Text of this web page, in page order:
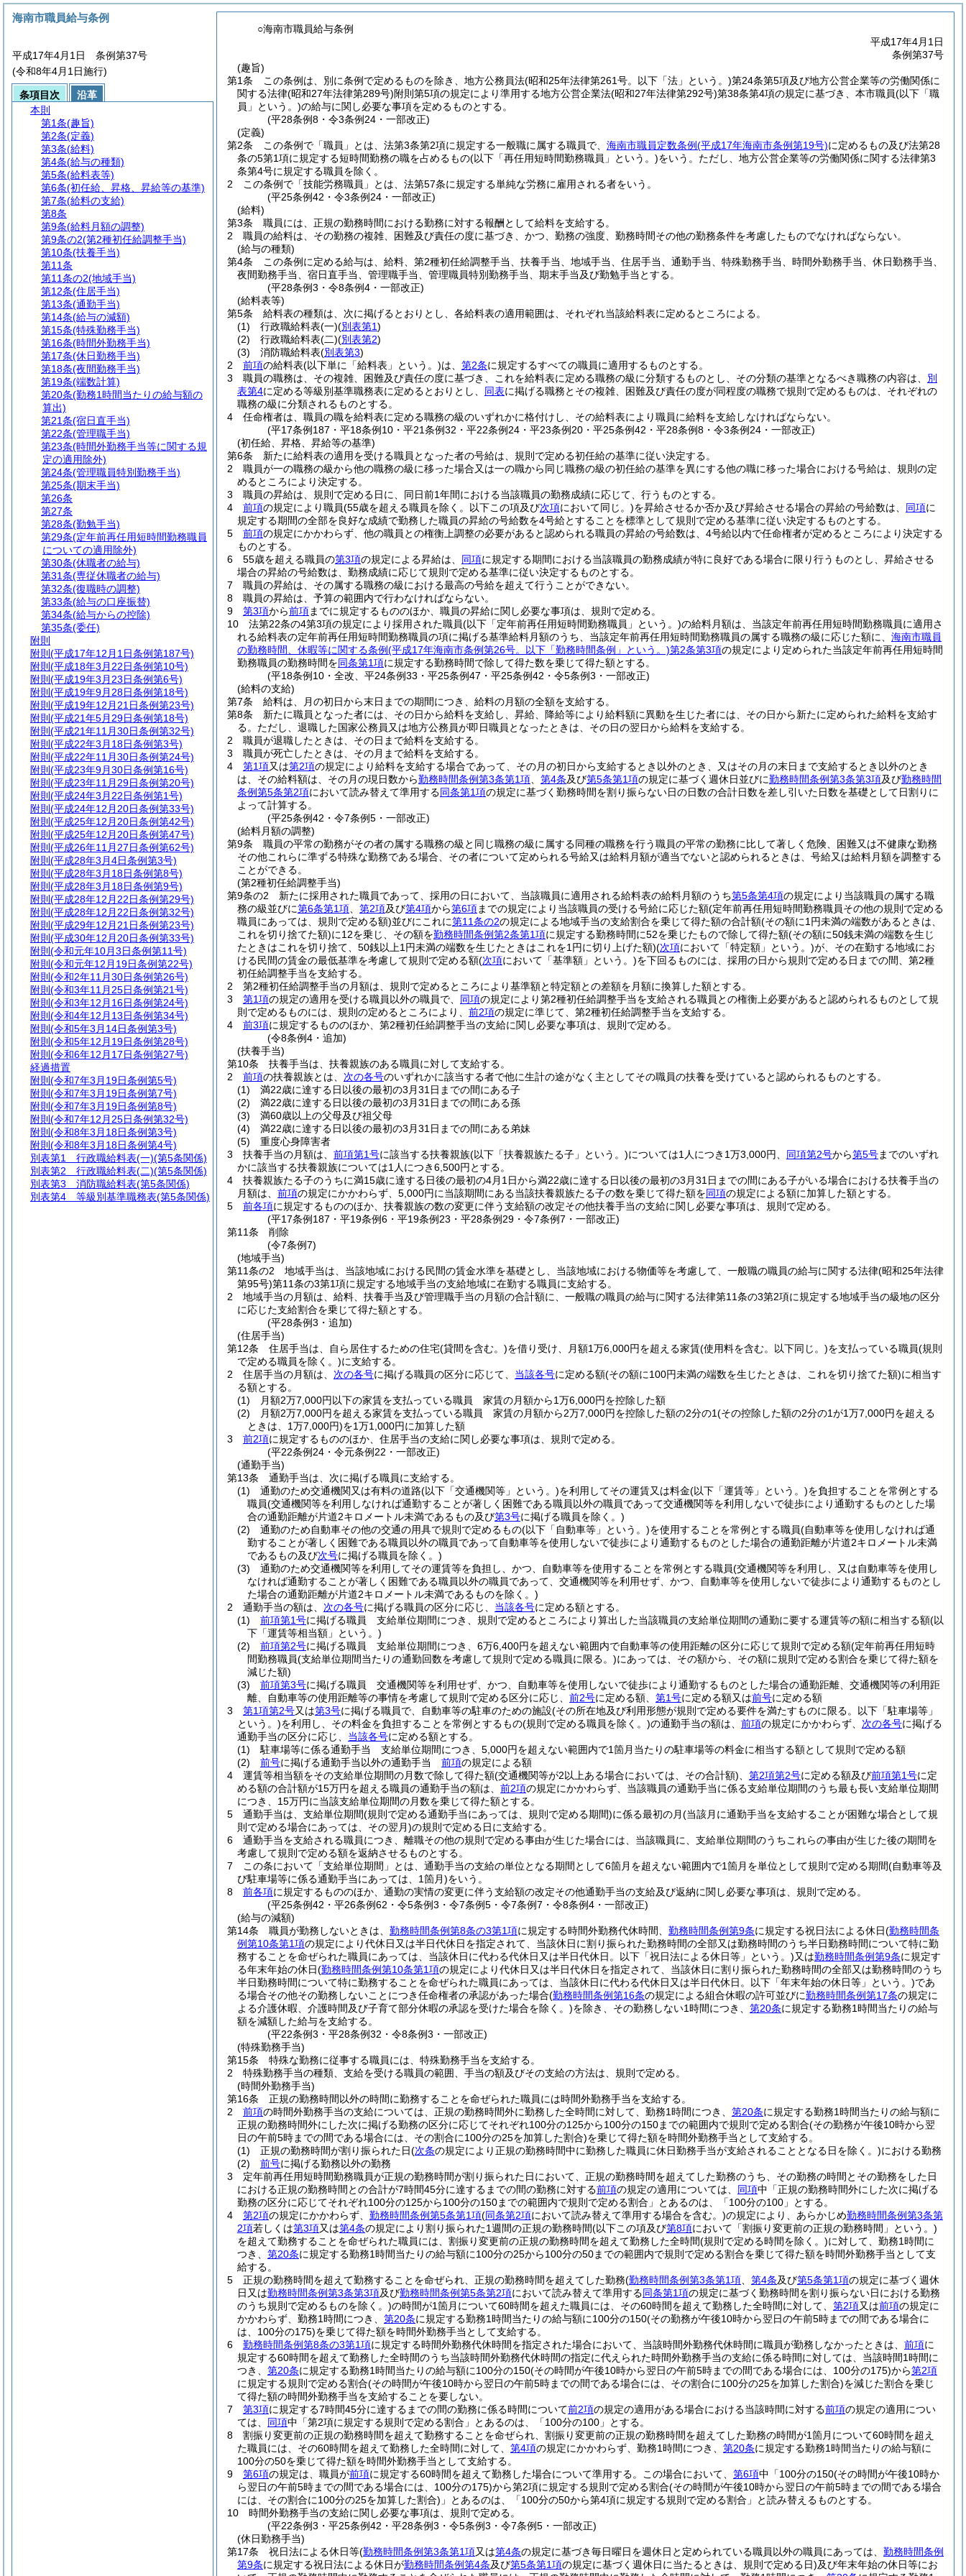
○海南市職員給与条例
平成17年4月1日
条例第37号
(趣旨)
第1条
この条例は、別に条例で定めるものを除き、地方公務員法(昭和25年法律第261号。以下「法」という。)第24条第5項及び地方公営企業等の労働関係に
関する法律(昭和27年法律第289号)附則第5項の規定により準用する地方公営企業法(昭和27年法律第292号)第38条第4項の規定に基づき、本市職員(以下「職
員」という。)の給与に関し必要な事項を定めるものとする。
(平28条例8・令3条例24・一部改正)
(定義)
第2条
この条例で「職員」とは、法第3条第2項に規定する一般職に属する職員で、 海南市職員定数条例(平成17年海南市条例第19号)に定めるもの及び法第28
条の5第1項に規定する短時間勤務の職を占めるもの(以下「再任用短時間勤務職員」という。)をいう。 ただし、地方公営企業等の労働関係に関する法律第3
条第4号に規定する職員を除く。
2
この条例で「技能労務職員」とは、法第57条に規定する単純な労務に雇用される者をいう。
(平25条例42・令3条例24・一部改正)
(給料)
第3条
職員には、正規の勤務時間における勤務に対する報酬として給料を支給する。
2
職員の給料は、その勤務の複雑、困難及び責任の度に基づき、かつ、勤務の強度、勤務時間その他の勤務条件を考慮したものでなければならない。
(給与の種類)
第4条
この条例に定める給与は、給料、第2種初任給調整手当、扶養手当、地域手当、住居手当、通勤手当、特殊勤務手当、時間外勤務手当、休日勤務手当、
夜間勤務手当、宿日直手当、管理職手当、管理職員特別勤務手当、期末手当及び勤勉手当とする。
(平28条例3・令8条例4・一部改正)
(給料表等)
第5条
給料表の種類は、次に掲げるとおりとし、各給料表の適用範囲は、それぞれ当該給料表に定めるところによる。
(1)
行政職給料表(一)(別表第1)
(2)
行政職給料表(二)(別表第2)
(3)
消防職給料表(別表第3)
2
前項の給料表(以下単に「給料表」という。)は、 第2条に規定するすべての職員に適用するものとする。
3
職員の職務は、その複雑、困難及び責任の度に基づき、これを給料表に定める職務の級に分類するものとし、その分類の基準となるべき職務の内容は、 別
表第4に定める等級別基準職務表に定めるとおりとし、 同表に掲げる職務とその複雑、困難及び責任の度が同程度の職務で規則で定めるものは、それぞれの
職務の級に分類されるものとする。
4
任命権者は、職員の職を給料表に定める職務の級のいずれかに格付けし、その給料表により職員に給料を支給しなければならない。
(平17条例187・平18条例10・平21条例32・平22条例24・平23条例20・平25条例42・平28条例8・令3条例24・一部改正)
(初任給、昇格、昇給等の基準)
第6条
新たに給料表の適用を受ける職員となった者の号給は、規則で定める初任給の基準に従い決定する。
2
職員が一の職務の級から他の職務の級に移った場合又は一の職から同じ職務の級の初任給の基準を異にする他の職に移った場合における号給は、規則の定
めるところにより決定する。
3
職員の昇給は、規則で定める日に、同日前1年間における当該職員の勤務成績に応じて、行うものとする。
4
前項の規定により職員(55歳を超える職員を除く。以下この項及び次項において同じ。)を昇給させるか否か及び昇給させる場合の昇給の号給数は、 同項に
規定する期間の全部を良好な成績で勤務した職員の昇給の号給数を4号給とすることを標準として規則で定める基準に従い決定するものとする。
5
前項の規定にかかわらず、他の職員との権衡上調整の必要があると認められる職員の昇給の号給数は、4号給以内で任命権者が定めるところにより決定する
ものとする。
6
55歳を超える職員の第3項の規定による昇給は、 同項に規定する期間における当該職員の勤務成績が特に良好である場合に限り行うものとし、昇給させる
場合の昇給の号給数は、勤務成績に応じて規則で定める基準に従い決定するものとする。
7
職員の昇給は、その属する職務の級における最高の号給を超えて行うことができない。
8
職員の昇給は、予算の範囲内で行わなければならない。
9
第3項から前項までに規定するもののほか、職員の昇給に関し必要な事項は、規則で定める。
10
法第22条の4第3項の規定により採用された職員(以下「定年前再任用短時間勤務職員」という。)の給料月額は、当該定年前再任用短時間勤務職員に適用さ
れる給料表の定年前再任用短時間勤務職員の項に掲げる基準給料月額のうち、当該定年前再任用短時間勤務職員の属する職務の級に応じた額に、 海南市職員
の勤務時間、休暇等に関する条例(平成17年海南市条例第26号。以下「勤務時間条例」という。)第2条第3項の規定により定められた当該定年前再任用短時間
勤務職員の勤務時間を同条第1項に規定する勤務時間で除して得た数を乗じて得た額とする。
(平18条例10・全改、平24条例33・平25条例47・平25条例42・令5条例3・一部改正)
(給料の支給)
第7条
給料は、月の初日から末日までの期間につき、給料の月額の全額を支給する。
第8条
新たに職員となった者には、その日から給料を支給し、昇給、降給等により給料額に異動を生じた者には、その日から新たに定められた給料を支給す
る。 ただし、退職した国家公務員又は地方公務員が即日職員となったときは、その日の翌日から給料を支給する。
2
職員が退職したときは、その日まで給料を支給する。
3
職員が死亡したときは、その月まで給料を支給する。
4
第1項又は第2項の規定により給料を支給する場合であって、その月の初日から支給するとき以外のとき、又はその月の末日まで支給するとき以外のとき
は、その給料額は、その月の現日数から勤務時間条例第3条第1項 第4条及び第5条第1項の規定に基づく週休日並びに勤務時間条例第3条第3項及び勤務時間
条例第5条第2項において読み替えて準用する同条第1項の規定に基づく勤務時間を割り振らない日の日数の合計日数を差し引いた日数を基礎として日割りに
よって計算する。
(平25条例42・令7条例5・一部改正)
(給料月額の調整)
第9条
職員の平常の勤務がその者の属する職務の級と同じ職務の級に属する同種の職務を行う職員の平常の勤務に比して著しく危険、困難又は不健康な勤務
その他これらに準ずる特殊な勤務である場合、その者について定められる号給又は給料月額が適当でないと認められるときは、号給又は給料月額を調整する
ことができる。
(第2種初任給調整手当)
第9条の2
新たに採用された職員であって、採用の日において、当該職員に適用される給料表の給料月額のうち第5条第4項の規定により当該職員の属する職
務の級並びに第6条第1項 第2項及び第4項から第6項までの規定により当該職員の受ける号給に応じた額(定年前再任用短時間勤務職員その他の規則で定める
職員にあっては、規則で定める額)並びにこれに第11条の2の規定による地域手当の支給割合を乗じて得た額の合計額(その額に1円未満の端数があるときは、
これを切り捨てた額)に12を乗じ、その額を勤務時間条例第2条第1項に規定する勤務時間に52を乗じたもので除して得た額(その額に50銭未満の端数を生じ
たときはこれを切り捨て、50銭以上1円未満の端数を生じたときはこれを1円に切り上げた額)(次項において「特定額」という。)が、その在勤する地域にお
ける民間の賃金の最低基準を考慮して規則で定める額(次項において「基準額」という。)を下回るものには、採用の日から規則で定める日までの間、第2種
初任給調整手当を支給する。
2
第2種初任給調整手当の月額は、規則で定めるところにより基準額と特定額との差額を月額に換算した額とする。
3
第1項の規定の適用を受ける職員以外の職員で、 同項の規定により第2種初任給調整手当を支給される職員との権衡上必要があると認められるものとして規
則で定めるものには、規則の定めるところにより、 前2項の規定に準じて、第2種初任給調整手当を支給する。
4
前3項に規定するもののほか、第2種初任給調整手当の支給に関し必要な事項は、規則で定める。
(令8条例4・追加)
(扶養手当)
第10条
扶養手当は、扶養親族のある職員に対して支給する。
2
前項の扶養親族とは、 次の各号のいずれかに該当する者で他に生計の途がなく主としてその職員の扶養を受けていると認められるものとする。
(1)
満22歳に達する日以後の最初の3月31日までの間にある子
(2)
満22歳に達する日以後の最初の3月31日までの間にある孫
(3)
満60歳以上の父母及び祖父母
(4)
満22歳に達する日以後の最初の3月31日までの間にある弟妹
(5)
重度心身障害者
3
扶養手当の月額は、 前項第1号に該当する扶養親族(以下「扶養親族たる子」という。)については1人につき1万3,000円、 同項第2号から第5号までのいずれ
かに該当する扶養親族については1人につき6,500円とする。
4
扶養親族たる子のうちに満15歳に達する日後の最初の4月1日から満22歳に達する日以後の最初の3月31日までの間にある子がいる場合における扶養手当の
月額は、 前項の規定にかかわらず、5,000円に当該期間にある当該扶養親族たる子の数を乗じて得た額を同項の規定による額に加算した額とする。
5
前各項に規定するもののほか、扶養親族の数の変更に伴う支給額の改定その他扶養手当の支給に関し必要な事項は、規則で定める。
(平17条例187・平19条例6・平19条例23・平28条例29・令7条例7・一部改正)
第11条
削除
(令7条例7)
(地域手当)
第11条の2
地域手当は、当該地域における民間の賃金水準を基礎とし、当該地域における物価等を考慮して、一般職の職員の給与に関する法律(昭和25年法律
第95号)第11条の3第1項に規定する地域手当の支給地域に在勤する職員に支給する。
2
地域手当の月額は、給料、扶養手当及び管理職手当の月額の合計額に、一般職の職員の給与に関する法律第11条の3第2項に規定する地域手当の級地の区分
に応じた支給割合を乗じて得た額とする。
(平28条例3・追加)
(住居手当)
第12条
住居手当は、自ら居住するための住宅(貸間を含む。)を借り受け、月額1万6,000円を超える家賃(使用料を含む。以下同じ。)を支払っている職員(規則
で定める職員を除く。)に支給する。
2
住居手当の月額は、 次の各号に掲げる職員の区分に応じて、 当該各号に定める額(その額に100円未満の端数を生じたときは、これを切り捨てた額)に相当す
る額とする。
(1)
月額2万7,000円以下の家賃を支払っている職員 家賃の月額から1万6,000円を控除した額
(2)
月額2万7,000円を超える家賃を支払っている職員 家賃の月額から2万7,000円を控除した額の2分の1(その控除した額の2分の1が1万7,000円を超える
ときは、1万7,000円)を1万1,000円に加算した額
3
前2項に規定するもののほか、住居手当の支給に関し必要な事項は、規則で定める。
(平22条例24・令元条例22・一部改正)
(通勤手当)
第13条
通勤手当は、次に掲げる職員に支給する。
(1)
通勤のため交通機関又は有料の道路(以下「交通機関等」という。)を利用してその運賃又は料金(以下「運賃等」という。)を負担することを常例とする
職員(交通機関等を利用しなければ通勤することが著しく困難である職員以外の職員であって交通機関等を利用しないで徒歩により通勤するものとした場
合の通勤距離が片道2キロメートル未満であるもの及び第3号に掲げる職員を除く。)
(2)
通勤のため自動車その他の交通の用具で規則で定めるもの(以下「自動車等」という。)を使用することを常例とする職員(自動車等を使用しなければ通
勤することが著しく困難である職員以外の職員であって自動車等を使用しないで徒歩により通勤するものとした場合の通勤距離が片道2キロメートル未満
であるもの及び次号に掲げる職員を除く。)
(3)
通勤のため交通機関等を利用してその運賃等を負担し、かつ、自動車等を使用することを常例とする職員(交通機関等を利用し、又は自動車等を使用し
なければ通勤することが著しく困難である職員以外の職員であって、交通機関等を利用せず、かつ、自動車等を使用しないで徒歩により通勤するものとし
た場合の通勤距離が片道2キロメートル未満であるものを除く。)
2
通勤手当の額は、 次の各号に掲げる職員の区分に応じ、 当該各号に定める額とする。
(1)
前項第1号に掲げる職員 支給単位期間につき、規則で定めるところにより算出した当該職員の支給単位期間の通勤に要する運賃等の額に相当する額(以
下「運賃等相当額」という。)
(2)
前項第2号に掲げる職員 支給単位期間につき、6万6,400円を超えない範囲内で自動車等の使用距離の区分に応じて規則で定める額(定年前再任用短時
間勤務職員(支給単位期間当たりの通勤回数を考慮して規則で定める職員に限る。)にあっては、その額から、その額に規則で定める割合を乗じて得た額を
減じた額)
(3)
前項第3号に掲げる職員 交通機関等を利用せず、かつ、自動車等を使用しないで徒歩により通勤するものとした場合の通勤距離、交通機関等の利用距
離、自動車等の使用距離等の事情を考慮して規則で定める区分に応じ、 前2号に定める額、 第1号に定める額又は前号に定める額
3
第1項第2号又は第3号に掲げる職員で、自動車等の駐車のための施設(その所在地及び利用形態が規則で定める要件を満たすものに限る。以下「駐車場等」
という。)を利用し、その料金を負担することを常例とするもの(規則で定める職員を除く。)の通勤手当の額は、 前項の規定にかかわらず、 次の各号に掲げる
通勤手当の区分に応じ、 当該各号に定める額とする。
(1)
駐車場等に係る通勤手当 支給単位期間につき、5,000円を超えない範囲内で1箇月当たりの駐車場等の料金に相当する額として規則で定める額
(2)
前号に掲げる通勤手当以外の通勤手当 前項の規定による額
4
運賃等相当額をその支給単位期間の月数で除して得た額(交通機関等が2以上ある場合においては、その合計額) 第2項第2号に定める額及び前項第1号に定
める額の合計額が15万円を超える職員の通勤手当の額は、 前2項の規定にかかわらず、当該職員の通勤手当に係る支給単位期間のうち最も長い支給単位期間
につき、15万円に当該支給単位期間の月数を乗じて得た額とする。
5
通勤手当は、支給単位期間(規則で定める通勤手当にあっては、規則で定める期間)に係る最初の月(当該月に通勤手当を支給することが困難な場合として規
則で定める場合にあっては、その翌月)の規則で定める日に支給する。
6
通勤手当を支給される職員につき、離職その他の規則で定める事由が生じた場合には、当該職員に、支給単位期間のうちこれらの事由が生じた後の期間を
考慮して規則で定める額を返納させるものとする。
7
この条において「支給単位期間」とは、通勤手当の支給の単位となる期間として6箇月を超えない範囲内で1箇月を単位として規則で定める期間(自動車等及
び駐車場等に係る通勤手当にあっては、1箇月)をいう。
8
前各項に規定するもののほか、通勤の実情の変更に伴う支給額の改定その他通勤手当の支給及び返納に関し必要な事項は、規則で定める。
(平25条例42・平26条例62・令5条例3・令7条例5・令7条例7・令8条例4・一部改正)
(給与の減額)
第14条
職員が勤務しないときは、 勤務時間条例第8条の3第1項に規定する時間外勤務代休時間、 勤務時間条例第9条に規定する祝日法による休日(勤務時間条
例第10条第1項の規定により代休日又は半日代休日を指定されて、当該休日に割り振られた勤務時間の全部又は勤務時間のうち半日勤務時間について特に勤
務することを命ぜられた職員にあっては、当該休日に代わる代休日又は半日代休日。以下「祝日法による休日等」という。)又は勤務時間条例第9条に規定す
る年末年始の休日(勤務時間条例第10条第1項の規定により代休日又は半日代休日を指定されて、当該休日に割り振られた勤務時間の全部又は勤務時間のうち
半日勤務時間について特に勤務することを命ぜられた職員にあっては、当該休日に代わる代休日又は半日代休日。以下「年末年始の休日等」という。)であ
る場合その他その勤務しないことにつき任命権者の承認があった場合(勤務時間条例第16条の規定による組合休暇の許可並びに勤務時間条例第17条の規定に
よる介護休暇、介護時間及び子育て部分休暇の承認を受けた場合を除く。)を除き、その勤務しない1時間につき、 第20条に規定する勤務1時間当たりの給与
額を減額した給与を支給する。
(平22条例3・平28条例32・令8条例3・一部改正)
(特殊勤務手当)
第15条
特殊な勤務に従事する職員には、特殊勤務手当を支給する。
2
特殊勤務手当の種類、支給を受ける職員の範囲、手当の額及びその支給の方法は、規則で定める。
(時間外勤務手当)
第16条
正規の勤務時間以外の時間に勤務することを命ぜられた職員には時間外勤務手当を支給する。
2
前項の時間外勤務手当の支給については、正規の勤務時間外に勤務した全時間に対して、勤務1時間につき、 第20条に規定する勤務1時間当たりの給与額に
正規の勤務時間外にした次に掲げる勤務の区分に応じてそれぞれ100分の125から100分の150までの範囲内で規則で定める割合(その勤務が午後10時から翌
日の午前5時までの間である場合には、その割合に100分の25を加算した割合)を乗じて得た額を時間外勤務手当として支給する。
(1)
正規の勤務時間が割り振られた日(次条の規定により正規の勤務時間中に勤務した職員に休日勤務手当が支給されることとなる日を除く。)における勤務
(2)
前号に掲げる勤務以外の勤務
3
定年前再任用短時間勤務職員が正規の勤務時間が割り振られた日において、正規の勤務時間を超えてした勤務のうち、その勤務の時間とその勤務をした日
における正規の勤務時間との合計が7時間45分に達するまでの間の勤務に対する前項の規定の適用については、 同項中「正規の勤務時間外にした次に掲げる
勤務の区分に応じてそれぞれ100分の125から100分の150までの範囲内で規則で定める割合」とあるのは、「100分の100」とする。
4
第2項の規定にかかわらず、 勤務時間条例第5条第1項(同条第2項において読み替えて準用する場合を含む。)の規定により、あらかじめ勤務時間条例第3条第
2項若しくは第3項又は第4条の規定により割り振られた1週間の正規の勤務時間(以下この項及び第8項において「割振り変更前の正規の勤務時間」という。)
を超えて勤務することを命ぜられた職員には、割振り変更前の正規の勤務時間を超えて勤務した全時間(規則で定める時間を除く。)に対して、勤務1時間に
つき、 第20条に規定する勤務1時間当たりの給与額に100分の25から100分の50までの範囲内で規則で定める割合を乗じて得た額を時間外勤務手当として支
給する。
5
正規の勤務時間を超えて勤務することを命ぜられ、正規の勤務時間を超えてした勤務(勤務時間条例第3条第1項 第4条及び第5条第1項の規定に基づく週休
日又は勤務時間条例第3条第3項及び勤務時間条例第5条第2項において読み替えて準用する同条第1項の規定に基づく勤務時間を割り振らない日における勤務
のうち規則で定めるものを除く。)の時間が1箇月について60時間を超えた職員には、その60時間を超えて勤務した全時間に対して、 第2項又は前項の規定に
かかわらず、勤務1時間につき、 第20条に規定する勤務1時間当たりの給与額に100分の150(その勤務が午後10時から翌日の午前5時までの間である場合に
は、100分の175)を乗じて得た額を時間外勤務手当として支給する。
6
勤務時間条例第8条の3第1項に規定する時間外勤務代休時間を指定された場合において、当該時間外勤務代休時間に職員が勤務しなかったときは、 前項に
規定する60時間を超えて勤務した全時間のうち当該時間外勤務代休時間の指定に代えられた時間外勤務手当の支給に係る時間に対しては、当該時間1時間に
つき、 第20条に規定する勤務1時間当たりの給与額に100分の150(その時間が午後10時から翌日の午前5時までの間である場合には、100分の175)から第2項
に規定する規則で定める割合(その時間が午後10時から翌日の午前5時までの間である場合には、その割合に100分の25を加算した割合)を減じた割合を乗じ
て得た額の時間外勤務手当を支給することを要しない。
7
第3項に規定する7時間45分に達するまでの間の勤務に係る時間について前2項の規定の適用がある場合における当該時間に対する前項の規定の適用につい
ては、 同項中「第2項に規定する規則で定める割合」とあるのは、「100分の100」とする。
8
割振り変更前の正規の勤務時間を超えて勤務することを命ぜられ、割振り変更前の正規の勤務時間を超えてした勤務の時間が1箇月について60時間を超え
た職員には、その60時間を超えて勤務した全時間に対して、 第4項の規定にかかわらず、勤務1時間につき、 第20条に規定する勤務1時間当たりの給与額に
100分の50を乗じて得た額を時間外勤務手当として支給する。
9
第6項の規定は、職員が前項に規定する60時間を超えて勤務した場合について準用する。 この場合において、 第6項中「100分の150(その時間が午後10時か
ら翌日の午前5時までの間である場合には、100分の175)から第2項に規定する規則で定める割合(その時間が午後10時から翌日の午前5時までの間である場合
には、その割合に100分の25を加算した割合) 」とあるのは、「100分の50から第4項に規定する規則で定める割合」と読み替えるものとする。
10
時間外勤務手当の支給に関し必要な事項は、規則で定める。
(平22条例3・平25条例42・平28条例3・令5条例3・令7条例5・一部改正)
(休日勤務手当)
第17条
祝日法による休日等(勤務時間条例第3条第1項又は第4条の規定に基づき毎日曜日を週休日と定められている職員以外の職員にあっては、 勤務時間条例
第9条に規定する祝日法による休日が勤務時間条例第4条及び第5条第1項の規定に基づく週休日に当たるときは、規則で定める日)及び年末年始の休日等にお
海南市職員給与条例
平成17年4月1日 条例第37号
(令和8年4月1日施行)
条項目次
沿革
本則
第1条(趣旨)
第2条(定義)
第3条(給料)
第4条(給与の種類)
第5条(給料表等)
第6条(初任給、昇格、昇給等の基準)
第7条(給料の支給)
第8条
第9条(給料月額の調整)
第9条の2(第2種初任給調整手当)
第10条(扶養手当)
第11条
第11条の2(地域手当)
第12条(住居手当)
第13条(通勤手当)
第14条(給与の減額)
第15条(特殊勤務手当)
第16条(時間外勤務手当)
第17条(休日勤務手当)
第18条(夜間勤務手当)
第19条(端数計算)
第20条(勤務1時間当たりの給与額の
算出)
第21条(宿日直手当)
第22条(管理職手当)
第23条(時間外勤務手当等に関する規
定の適用除外)
第24条(管理職員特別勤務手当)
第25条(期末手当)
第26条
第27条
第28条(勤勉手当)
第29条(定年前再任用短時間勤務職員
についての適用除外)
第30条(休職者の給与)
第31条(専従休職者の給与)
第32条(復職時の調整)
第33条(給与の口座振替)
第34条(給与からの控除)
第35条(委任)
附則
附則 (平成17年12月1日条例第187号)
附則 (平成18年3月22日条例第10号)
附則 (平成19年3月23日条例第6号)
附則 (平成19年9月28日条例第18号)
附則 (平成19年12月21日条例第23号)
附則 (平成21年5月29日条例第18号)
附則 (平成21年11月30日条例第32号)
附則 (平成22年3月18日条例第3号)
附則 (平成22年11月30日条例第24号)
附則 (平成23年9月30日条例第16号)
附則 (平成23年11月29日条例第20号)
附則 (平成24年3月22日条例第1号)
附則 (平成24年12月20日条例第33号)
附則 (平成25年12月20日条例第42号)
附則 (平成25年12月20日条例第47号)
附則 (平成26年11月27日条例第62号)
附則 (平成28年3月4日条例第3号)
附則 (平成28年3月18日条例第8号)
附則 (平成28年3月18日条例第9号)
附則 (平成28年12月22日条例第29号)
附則 (平成28年12月22日条例第32号)
附則 (平成29年12月21日条例第23号)
附則 (平成30年12月20日条例第33号)
附則 (令和元年10月3日条例第11号)
附則 (令和元年12月19日条例第22号)
附則 (令和2年11月30日条例第26号)
附則 (令和3年11月25日条例第21号)
附則 (令和3年12月16日条例第24号)
附則 (令和4年12月13日条例第34号)
附則 (令和5年3月14日条例第3号)
附則 (令和5年12月19日条例第28号)
附則 (令和6年12月17日条例第27号)
経過措置
附則 (令和7年3月19日条例第5号)
附則 (令和7年3月19日条例第7号)
附則 (令和7年3月19日条例第8号)
附則 (令和7年12月25日条例第32号)
附則 (令和8年3月18日条例第3号)
附則 (令和8年3月18日条例第4号)
別表第1
行政職給料表(一)(第5条関係)
別表第2 行政職給料表(二)(第5条関係)
別表第3 消防職給料表(第5条関係)
別表第4 等級別基準職務表(第5条関係)